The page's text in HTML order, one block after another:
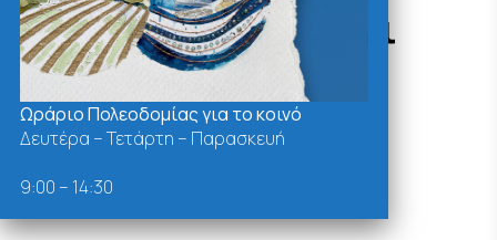
Δράσεις - Χρήσιμοι
Σύνδεσμοι
Ωράριο Πολεοδομίας για το κοινό
Δευτέρα – Τετάρτη – Παρασκευή
9:00 – 14:30